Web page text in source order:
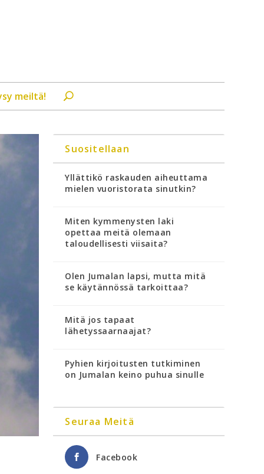
meiltä!
Suositellaan
Yllättikö raskauden aiheuttama
mielen vuoristorata sinutkin?
Miten kymmenysten laki
opettaa meitä olemaan
taloudellisesti viisaita?
Olen Jumalan lapsi, mutta mitä
se käytännössä tarkoittaa?
Mitä jos tapaat
lähetyssaarnaajat?
Pyhien kirjoitusten tutkiminen
on Jumalan keino puhua sinulle
Seuraa Meitä
Facebook